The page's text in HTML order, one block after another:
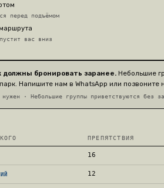
перед подъёмом
вас вниз
должны бронировать заранее. Небольшие
парк. Напишите нам в WhatsApp или
· Небольшие группы приветствуются без
ПРЕПЯТСТВИЯ
16
12